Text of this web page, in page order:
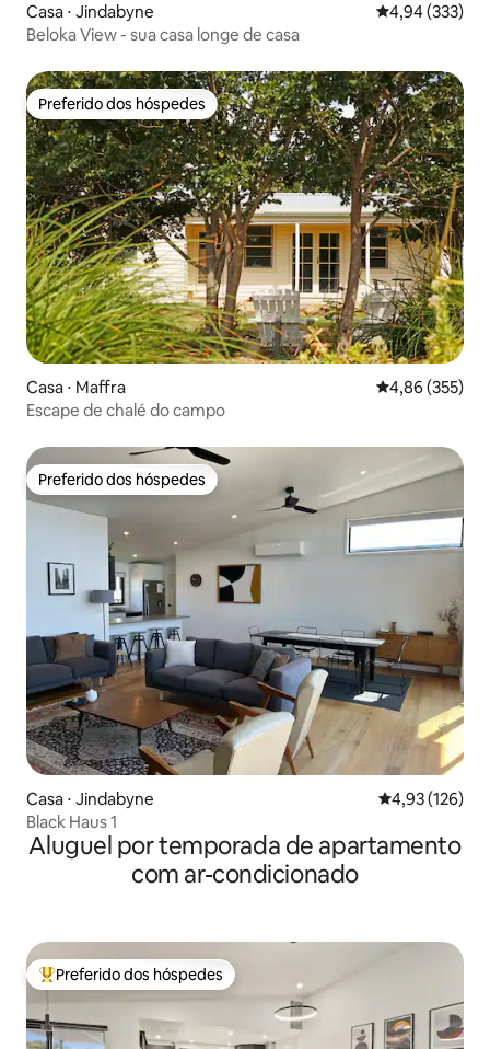
Casa ⋅ Jindabyne 4,94 de uma
4,94 (333)
Beloka View - sua casa longe de casa
Preferido dos hóspedes
Preferido dos hóspedes
Casa ⋅ Maffra 4,86 de uma
4,86 (355)
Escape de chalé do campo
Preferido dos hóspedes
Preferido dos hóspedes
Casa ⋅ Jindabyne 4,93 de uma
4,93 (126)
Black Haus 1
Aluguel por temporada de apartamento
com ar-condicionado
Entre os melhores preferidos dos hóspedes
Preferido dos hóspedes